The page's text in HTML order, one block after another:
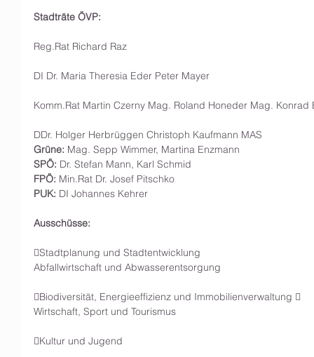
Stadträte ÖVP:
Reg.Rat Richard Raz
DI Dr. Maria Theresia Eder Peter Mayer
Komm.Rat Martin Czerny Mag. Roland Honeder Mag. Konrad
DDr. Holger Herbrüggen Christoph Kaufmann MAS
Grüne: Mag. Sepp Wimmer, Martina Enzmann
SPÖ: Dr. Stefan Mann, Karl Schmid
FPÖ: Min.Rat Dr. Josef Pitschko
PUK: DI Johannes Kehrer
Ausschüsse:
Stadtplanung und Stadtentwicklung
Abfallwirtschaft und Abwasserentsorgung
Biodiversität, Energieeffizienz und Immobilienverwaltung 
Wirtschaft, Sport und Tourismus
Kultur und Jugend